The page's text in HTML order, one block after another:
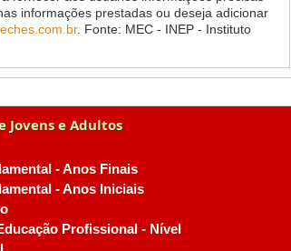
informações prestadas ou deseja adicionar
. Fonte: MEC - INEP - Instituto
Jovens e Adultos
- Anos Finais
- Anos Iniciais
Profissional - Nível